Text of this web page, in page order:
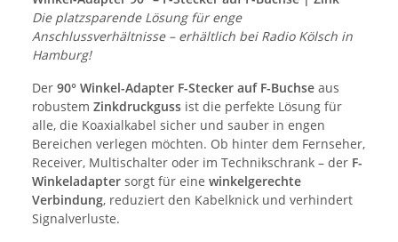
Die platzsparende Lösung für enge
Anschlussverhältnisse – erhältlich bei Radio Kölsch in
Hamburg!
Der 90° Winkel-Adapter F-Stecker auf F-Buchse aus
robustem Zinkdruckguss ist die perfekte Lösung für
alle, die Koaxialkabel sicher und sauber in engen
Bereichen verlegen möchten. Ob hinter dem Fernseher,
Receiver, Multischalter oder im Technikschrank – der F-
Winkeladapter sorgt für eine winkelgerechte
Verbindung, reduziert den Kabelknick und verhindert
Signalverluste.